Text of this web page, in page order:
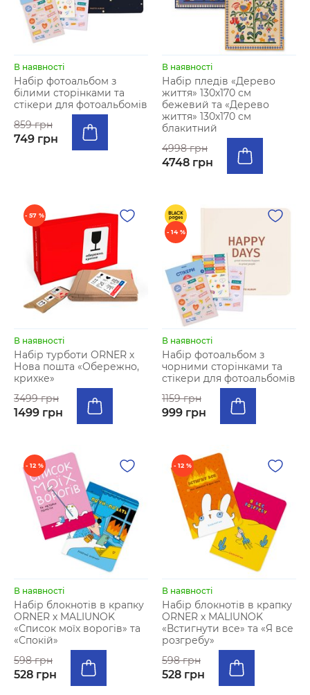
В наявності
Набір фотоальбом з
бiлими сторінками та
стiкери для фотоальбомiв
859 грн
749 грн
В наявності
Набір пледів «Дерево
життя» 130х170 см
бежевий та «Дерево
життя» 130х170 см
блакитний
4998 грн
4748 грн
- 57 %
В наявності
Набір турботи ORNER х
Нова пошта «Обережно,
крихке»
3499 грн
1499 грн
- 14 %
В наявності
Набір фотоальбом з
чорними сторінками та
стiкери для фотоальбомiв
1159 грн
999 грн
- 12 %
В наявності
Набір блокнотів в крапку
ORNER х MALIUNOK
«Список моїх ворогів» та
«Спокій»
598 грн
528 грн
- 12 %
В наявності
Набір блокнотів в крапку
ORNER х MALIUNOK
«Встигнути все» та «Я все
розгребу»
598 грн
528 грн